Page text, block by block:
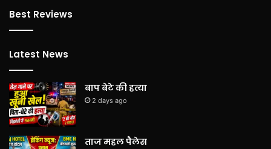
Best Reviews
Latest News
बाप बेटे की हत्या
2 days ago
ताज महल पैलेस